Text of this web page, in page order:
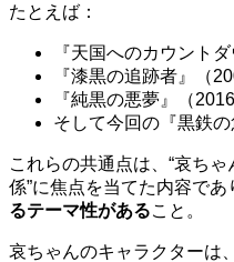
たとえば：
『天国へのカウント
『漆黒の追跡者』（
『純黒の悪夢』（2016
そして今回の『黒鉄の
これらの共通点は、“哀ちゃ
係”に焦点を当てた内容であ
るテーマ性があること。
哀ちゃんのキャラクターは